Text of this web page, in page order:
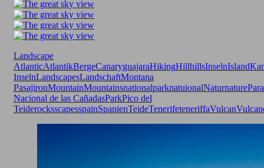
Landscape
AtlanticAtlantikBergeCanaryguajaraHikingHillhillsInselnIsland
InselnLandscapesLandschaftMontana
PasajironMountainMountainsnationalparknatuionalNaturnature
Nacional de las CañadasParkPico del
TeiderocksscapesspainSpanienTeideTenerifeteneriffaVulcan